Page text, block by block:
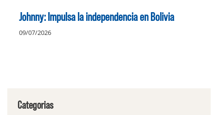
Johnny: Impulsa la independencia en Bolivia
09/07/2026
Categorias